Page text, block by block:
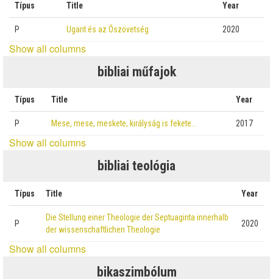
Típus Title Year
P Ugarit és az Ószövetség 2020
Show all columns
bibliai műfajok
Típus Title Year
P Mese, mese, meskete, királyság is fekete… 2017
Show all columns
bibliai teológia
Típus Title Year
P
Die Stellung einer Theologie der Septuaginta innerhalb
der wissenschaftlichen Theologie
2020
Show all columns
bikaszimbólum